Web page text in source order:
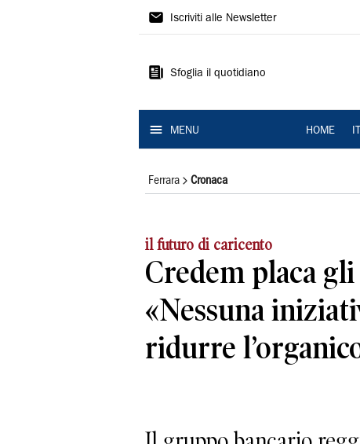
La
Ferrara
Iscriviti alle Newsletter
Sfoglia il quotidiano
MENU HOME
Ferrara Cronaca
il futuro di caricento
Credem placa
«Nessuna
ridurre